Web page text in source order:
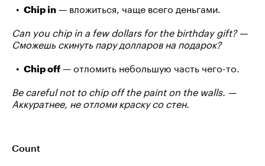
Chip in — вложиться, чаще всего деньгами.
Can you chip in a few dollars for the birthday gift? —
Сможешь скинуть пару долларов на подарок?
Chip off — отломить небольшую часть чего-то.
Be careful not to chip off the paint on the walls. —
Аккуратнее, не отломи краску со стен.
Count